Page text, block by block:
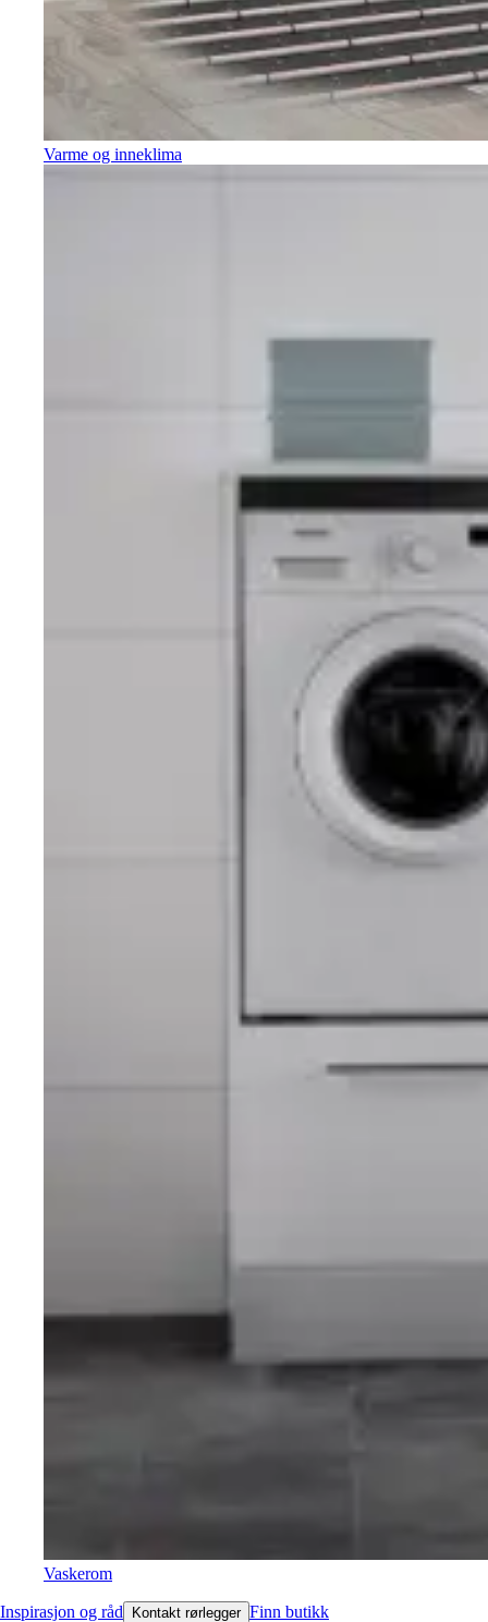
Varme og inneklima
Vaskerom
Inspirasjon og råd Kontakt rørlegger Finn butikk